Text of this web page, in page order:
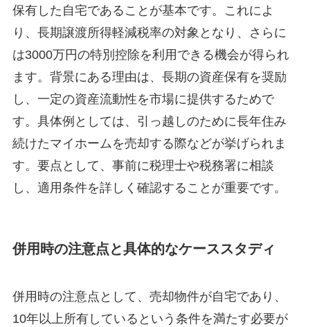
保有した自宅であることが基本です。これによ
り、長期譲渡所得軽減税率の対象となり、さらに
は3000万円の特別控除を利用できる機会が得られ
ます。背景にある理由は、長期の資産保有を奨励
し、一定の資産流動性を市場に提供するためで
す。具体例としては、引っ越しのために長年住み
続けたマイホームを売却する際などが挙げられま
す。要点として、事前に税理士や税務署に相談
し、適用条件を詳しく確認することが重要です。
併用時の注意点と具体的なケーススタディ
併用時の注意点として、売却物件が自宅であり、
10年以上所有しているという条件を満たす必要が